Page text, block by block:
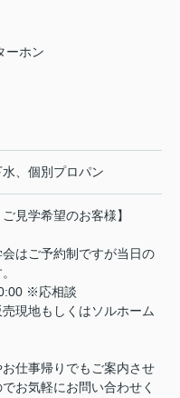
ーホン
、個別プロパン
見学希望のお客様】
はご予約制ですが当日の
※応相談
現地もしくはソルホーム
お仕事帰りでもご案内させ
お気軽にお問い合わせく